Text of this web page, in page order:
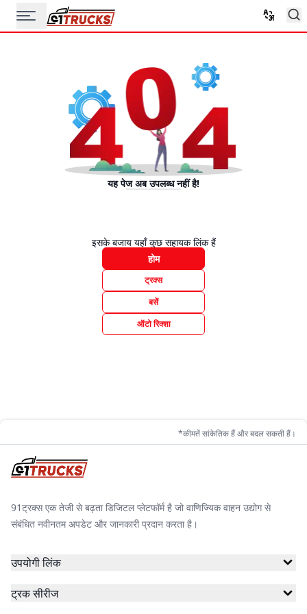
यह पेज अब उपलब्ध नहीं है!
इसके बजाय यहाँ कुछ सहायक लिंक हैं
होम
ट्रक्स
बसें
ऑटो रिक्शा
*कीमतें सांकेतिक हैं और बदल सकती हैं।
91ट्रक्स एक तेजी से बढ़ता डिजिटल प्लेटफॉर्म है जो वाणिज्यिक वाहन उद्योग से
संबंधित नवीनतम अपडेट और जानकारी प्रदान करता है।
उपयोगी लिंक
ट्रक सीरीज